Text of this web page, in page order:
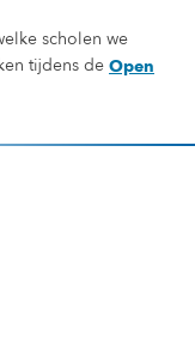
scholen we
tijdens de Open